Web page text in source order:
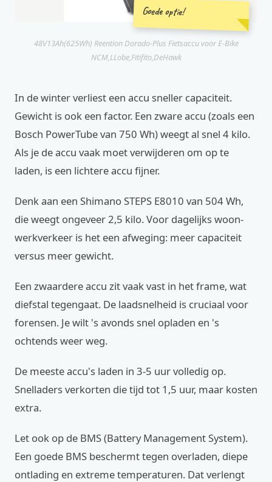
Goede optie!
48V13Ah(625Wh) Reention Dorado-Plus Fietsaccu voor E-Bike
NCM,LLobe,Fitifito,DeHawk
In de winter verliest een accu sneller capaciteit.
Gewicht is ook een factor. Een zware accu (zoals een
Bosch PowerTube van 750 Wh) weegt al snel 4 kilo.
Als je de accu vaak moet verwijderen om op te
laden, is een lichtere accu fijner.
Denk aan een Shimano STEPS E8010 van 504 Wh,
die weegt ongeveer 2,5 kilo. Voor dagelijks woon-
werkverkeer is het een afweging: meer capaciteit
versus meer gewicht.
Een zwaardere accu zit vaak vast in het frame, wat
diefstal tegengaat. De laadsnelheid is cruciaal voor
forensen. Je wilt 's avonds snel opladen en 's
ochtends weer weg.
De meeste accu's laden in 3-5 uur volledig op.
Snelladers verkorten die tijd tot 1,5 uur, maar kosten
extra.
Let ook op de BMS (Battery Management System).
Een goede BMS beschermt tegen overladen, diepe
ontlading en extreme temperaturen. Dat verlengt